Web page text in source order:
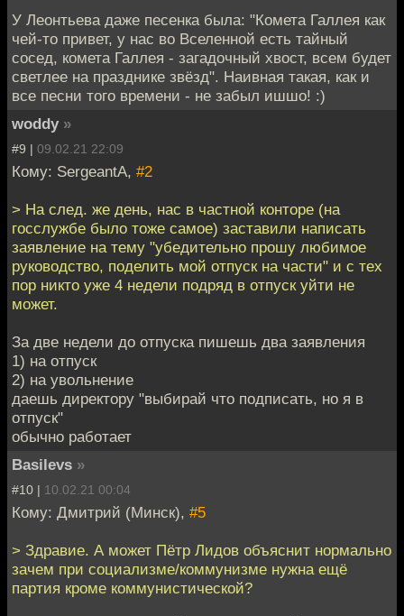
У Леонтьева даже песенка была: "Комета Галлея как
чей-то привет, у нас во Вселенной есть тайный
сосед, комета Галлея - загадочный хвост, всем будет
светлее на празднике звёзд". Наивная такая, как и
все песни того времени - не забыл ишшо! :)
woddy »
#9 | 09.02.21 22:09
Кому: SergeantA, #2
> На след. же день, нас в частной конторе (на
госслужбе было тоже самое) заставили написать
заявление на тему "убедительно прошу любимое
руководство, поделить мой отпуск на части" и с тех
пор никто уже 4 недели подряд в отпуск уйти не
может.
За две недели до отпуска пишешь два заявления
1) на отпуск
2) на увольнение
даешь директору "выбирай что подписать, но я в
отпуск"
обычно работает
Basilevs »
#10 | 10.02.21 00:04
Кому: Дмитрий (Минск), #5
> Здравие. А может Пётр Лидов объяснит нормально
зачем при социализме/коммунизме нужна ещё
партия кроме коммунистической?